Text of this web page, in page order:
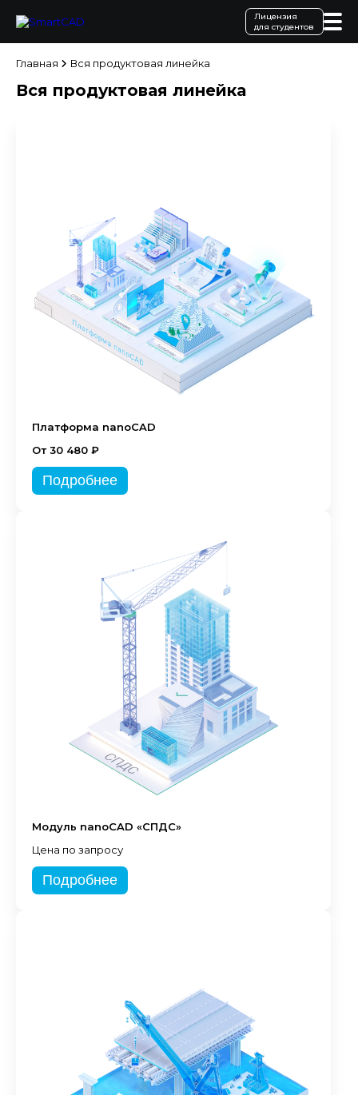
Лицензия
для студентов
Главная Вся продуктовая линейка
Вся продуктовая линейка
Платформа nanoCAD
От 30 480 ₽
Подробнее
Модуль nanoCAD «СПДС»
Цена по запросу
Подробнее